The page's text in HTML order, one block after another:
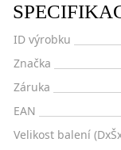
ID výrobku
Značka
Záruka
EAN
Velikost balení